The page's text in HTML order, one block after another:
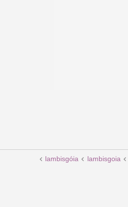
lambisgóia lambisgoia